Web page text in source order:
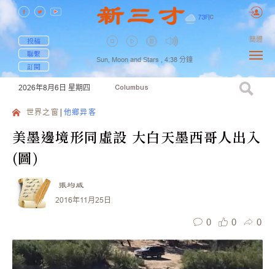
73F| C
投稿
聯繫
訂閱
Sun, Moon and Stars , 4:38 分鐘
簡體
2026年8月6日 星期四 Columbus
世界之窗 他鄉异客
美墨邊境形同虛設 大白天墨西哥人出入
(圖)
張均威
2016年11月25日
0 0 0